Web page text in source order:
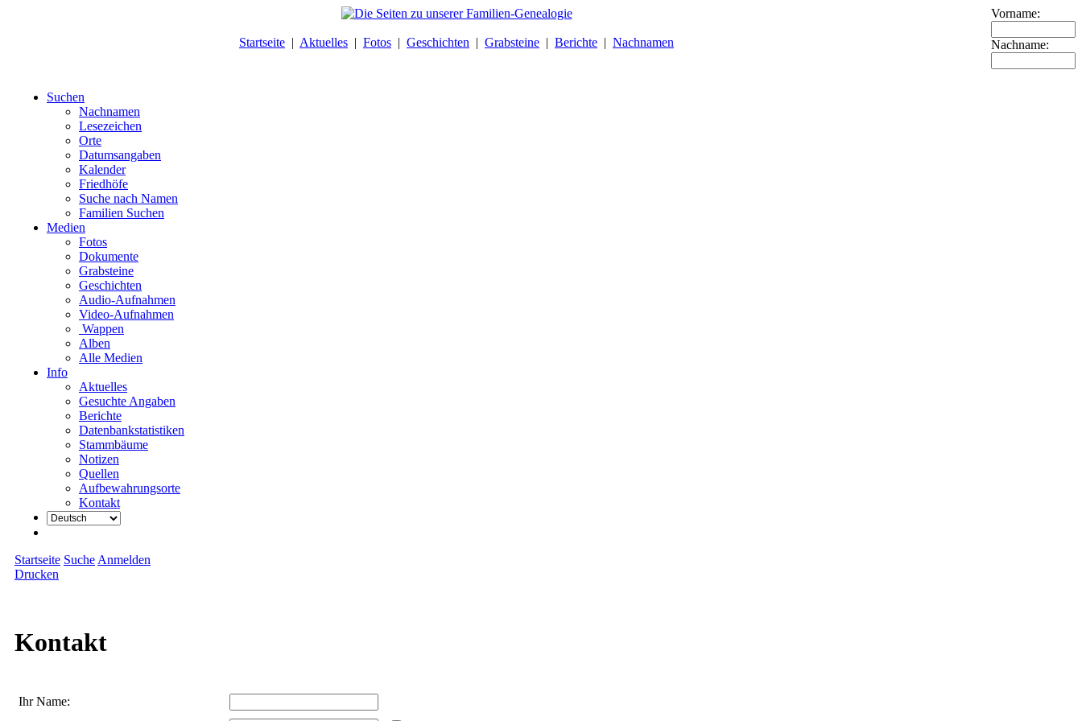
Startseite | Aktuelles | Fotos | Geschichten | Grabsteine | Berichte | Nachnamen
Vorname:
Nachname:
Suchen
Nachnamen
Lesezeichen
Orte
Datumsangaben
Kalender
Friedhöfe
Suche nach Namen
Familien Suchen
Medien
Fotos
Dokumente
Grabsteine
Geschichten
Audio-Aufnahmen
Video-Aufnahmen
Wappen
Alben
Alle Medien
Info
Aktuelles
Gesuchte Angaben
Berichte
Datenbankstatistiken
Stammbäume
Notizen
Quellen
Aufbewahrungsorte
Kontakt
Startseite Suche Anmelden
Drucken
Kontakt
Ihr Name: